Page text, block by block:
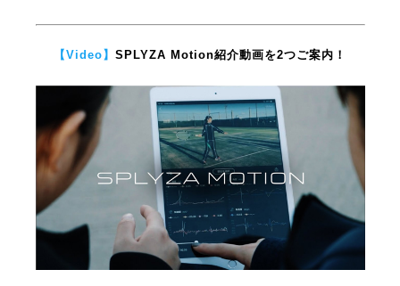
デジタル教材活用」というテーマでSPLYZA MotionとSPLYZA
イベント詳細を見る
SPLYZA Motion紹介動画を2つご案内！